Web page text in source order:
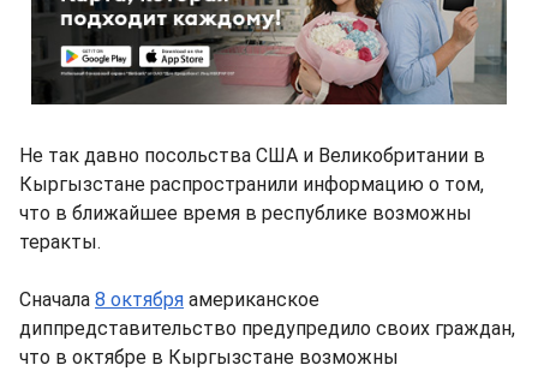
Не так давно посольства США и Великобритании в
Кыргызстане распространили информацию о том,
что в ближайшее время в республике возможны
теракты.
Сначала 8 октября американское
диппредставительство предупредило своих граждан,
что в октябре в Кыргызстане возможны